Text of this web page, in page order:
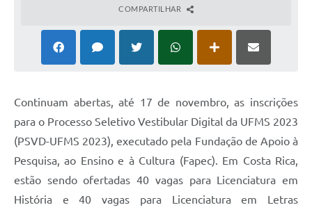
COMPARTILHAR
Continuam abertas, até 17 de novembro, as inscrições
para o Processo Seletivo Vestibular Digital da UFMS 2023
(PSVD-UFMS 2023), executado pela Fundação de Apoio à
Pesquisa, ao Ensino e à Cultura (Fapec). Em Costa Rica,
estão sendo ofertadas 40 vagas para Licenciatura em
História e 40 vagas para Licenciatura em Letras